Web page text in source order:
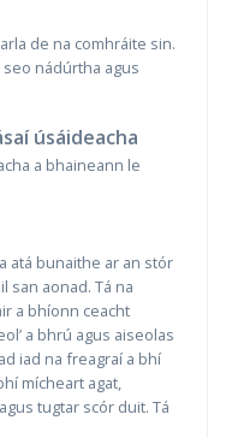
de na comhráite sin.
nádúrtha agus
úsáideacha
a bhaineann le
atá bunaithe ar an stór
san aonad. Tá na
a bhíonn ceacht
a bhrú agus aiseolas
iad na freagraí a bhí
mícheart agat,
tugtar scór duit. Tá